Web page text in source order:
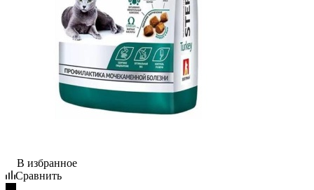
В избранное
Сравнить